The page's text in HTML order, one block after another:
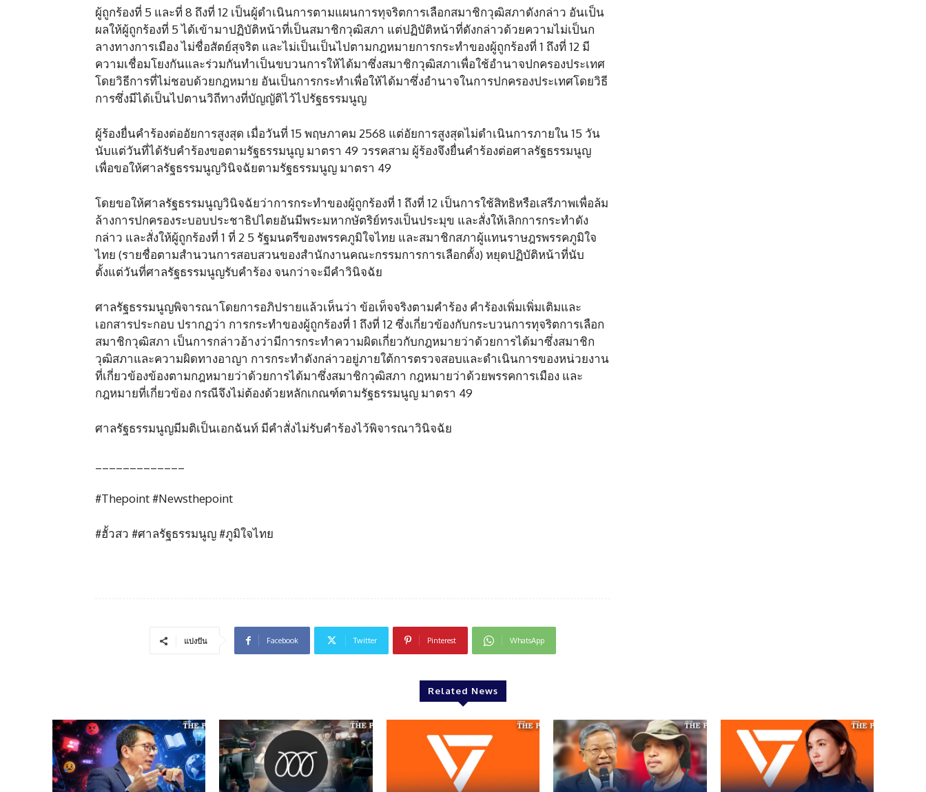
ผู้ถูกร้องที่ 5 และที่ 8 ถึงที่ 12 เป็นผู้ดำเนินการตามแผนการทุจริตการเลือกสมาชิกวุฒิสภาดังกล่าว อันเป็น
ผลให้ผู้ถูกร้องที่ 5 ได้เข้ามาปฏิบัติหน้าที่เป็นสมาชิกวุฒิสภา แต่ปฏิบัติหน้าที่ดังกล่าวด้วยความไม่เป็นก
ลางทางการเมือง ไม่ชื่อสัตย์สุจริต และไม่เป็นเป็นไปตามกฎหมายการกระทำของผู้ถูกร้องที่ 1 ถึงที่ 12 มี
ความเชื่อมโยงกันและร่วมกันทำเป็นขบวนการให้ได้มาซึ่งสมาชิกวุฒิสภาเพื่อใช้อำนาจปกครองประเทศ
โดยวิธีการที่ไม่ชอบด้วยกฎหมาย อันเป็นการกระทำเพื่อให้ได้มาซึ่งอำนาจในการปกครองประเทศโดยวิธี
การซึ่งมีได้เป็นไปตานวิถีทางที่บัญญัติไว้ไปรัฐธรรมนูญ
ผู้ร้องยื่นคำร้องต่ออัยการสูงสุด เมื่อวันที่ 15 พฤษภาคม 2568 แต่อัยการสูงสุดไม่ดำเนินการภายใน 15 วัน
นับแต่วันที่ได้รับคำร้องขอตามรัฐธรรมนูญ มาตรา 49 วรรคสาม ผู้ร้องจึงยื่นคำร้องต่อศาลรัฐธรรมนูญ
เพื่อขอให้ศาลรัฐธรรมนูญวินิจฉัยตามรัฐธรรมนูญ มาตรา 49
โดยขอให้ศาลรัฐธรรมนูญวินิจฉัยว่าการกระทำของผู้ถูกร้องที่ 1 ถึงที่ 12 เป็นการใช้สิทธิหรือเสรีภาพเพื่อล้ม
ล้างการปกครองระบอบประชาธิปไตยอันมีพระมหากษัตริย์ทรงเป็นประมุข และสั่งให้เลิกการกระทำดัง
กล่าว และสั่งให้ผู้ถูกร้องที่ 1 ที่ 2 5 รัฐมนตรีของพรรคภูมิใจไทย และสมาชิกสภาผู้แทนราษฎรพรรคภูมิใจ
ไทย (รายชื่อตามสำนวนการสอบสวนของสำนักงานคณะกรรมการการเลือกตั้ง) หยุดปฏิบัติหน้าที่นับ
ตั้งแต่วันที่ศาลรัฐธรรมนูญรับคำร้อง จนกว่าจะมีคำวินิจฉัย
ศาลรัฐธรรมนูญพิจารณาโดยการอภิปรายแล้วเห็นว่า ข้อเท็จจริงตามคำร้อง คำร้องเพิ่มเพิ่มเติมและ
เอกสารประกอบ ปรากฏว่า การกระทำของผู้ถูกร้องที่ 1 ถึงที่ 12 ซึ่งเกี่ยวข้องกับกระบวนการทุจริตการเลือก
สมาชิกวุฒิสภา เป็นการกล่าวอ้างว่ามีการกระทำความผิดเกี่ยวกับกฎหมายว่าด้วยการได้มาซึ่งสมาชิก
วุฒิสภาและความผิดทางอาญา การกระทำดังกล่าวอยู่ภายใต้การตรวจสอบและดำเนินการของหน่วยงาน
ที่เกี่ยวข้องข้องตามกฎหมายว่าด้วยการได้มาซึ่งสมาชิกวุฒิสภา กฎหมายว่าด้วยพรรคการเมือง และ
กฎหมายที่เกี่ยวข้อง กรณีจึงไม่ต้องด้วยหลักเกณฑ์ตามรัฐธรรมนูญ มาตรา 49
ศาลรัฐธรรมนูญมีมติเป็นเอกฉันท์ มีคำสั่งไม่รับคำร้องไว้พิจารณาวินิจฉัย
#Thepoint #Newsthepoint
#ฮั้วสว #ศาลรัฐธรรมนูญ #ภูมิใจไทย
แบ่งปัน Facebook Twitter Pinterest WhatsApp
Related News